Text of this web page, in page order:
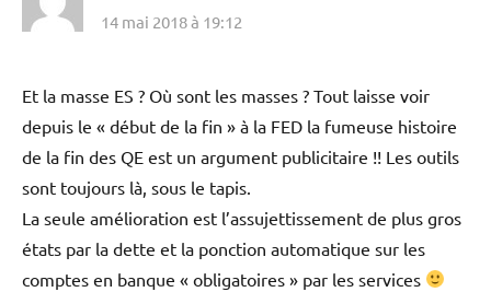
14 mai 2018 à 19:12
Et la masse ES ? Où sont les masses ? Tout laisse voir
depuis le « début de la fin » à la FED la fumeuse histoire
de la fin des QE est un argument publicitaire !! Les outils
sont toujours là, sous le tapis.
La seule amélioration est l’assujettissement de plus gros
états par la dette et la ponction automatique sur les
comptes en banque « obligatoires » par les services